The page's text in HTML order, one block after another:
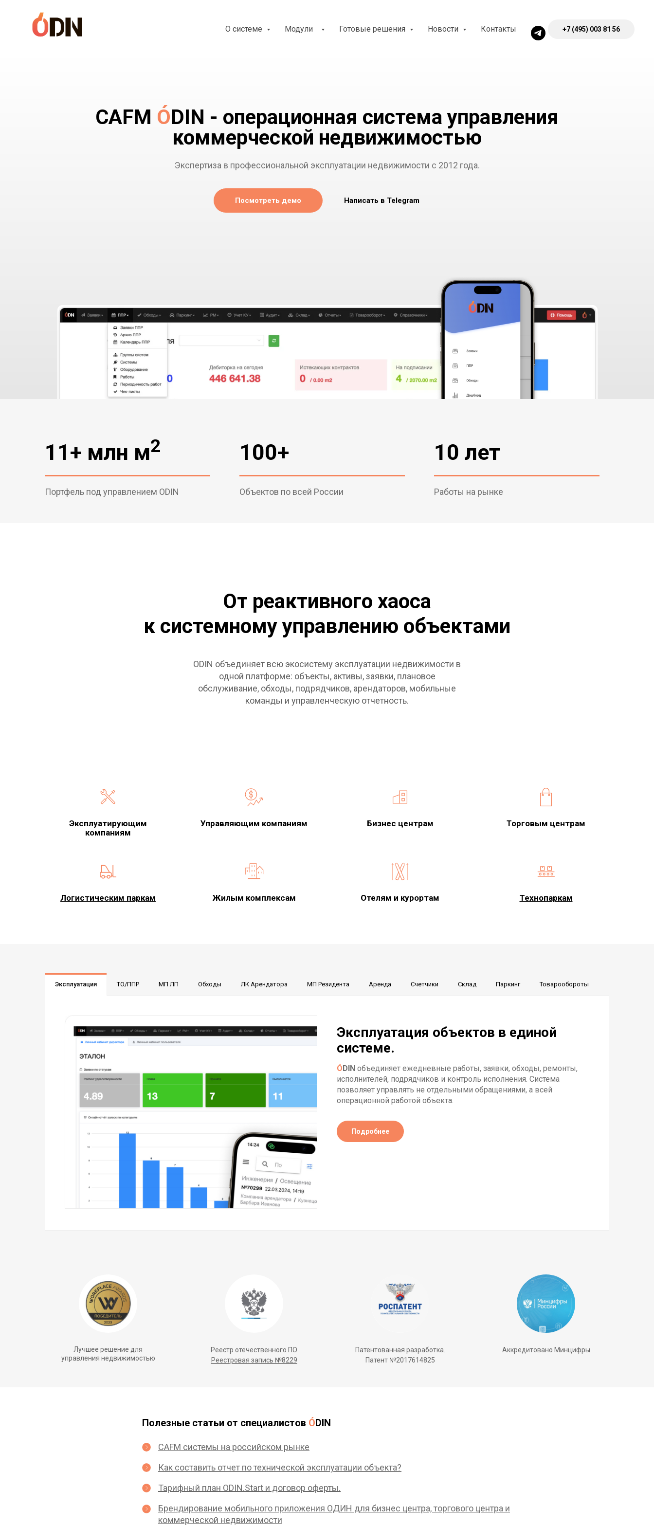
О системе Модули Готовые решения Новости Контакты +7 (495) 003 81 56
СAFM ÓDIN - операционная система управления
коммерческой недвижимостью
Экcпертиза в профессиональной эксплуатации недвижимости с 2012 года.
Посмотреть демо Написать в Telegram
11+ млн м2
Портфель под управлением ODIN
100+
Объектов по всей России
10 лет
Работы на рынке
От реактивного хаоса
к системному управлению объектами
ODIN объединяет всю экосистему эксплуатации недвижимости в
одной платформе: объекты, активы, заявки, плановое
обслуживание, обходы, подрядчиков, арендаторов, мобильные
команды и управленческую отчетность.
Эксплуатирующим
компаниям
Управляющим компаниям Бизнес центрам Торговым центрам
Логистическим паркам Жилым комплексам Отелям и курортам Технопаркам
Эксплуатация ТО/ППР МП ЛП Обходы ЛК Арендатора МП Резидента Аренда Счетчики Склад Паркинг Товарообороты
Эксплуатация объектов в единой
системе.
ÓDIN объединяет ежедневные работы, заявки, обходы, ремонты,
исполнителей, подрядчиков и контроль исполнения. Система
позволяет управлять не отдельными обращениями, а всей
операционной работой объекта.
Подробнее
Лучшее решение для
управления недвижимостью
Реестр отечественного ПО
Реестровая запись №8229
Патентованная разработка.
Патент №2017614825
Аккредитовано Минцифры
Полезные статьи от специалистов ÓDIN
CAFM системы на российском рынке
Как составить отчет по технической эксплуатации объекта?
Тарифный план ODIN.Start и договор оферты.
Брендирование мобильного приложения ОДИН для бизнес центра, торгового центра и
коммерческой недвижимости